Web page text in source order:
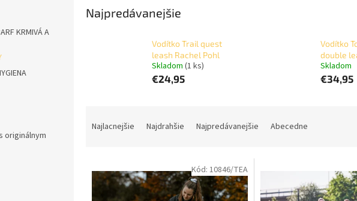
KRMIVÁ A
originálnym
Najpredávanejšie
Vodítko Trail quest
leash Rachel Pohl
Skladom (1 ks)
€24,95
Vodítko
double
Skladom
€34,95
Najlacnejšie Najdrahšie Najpredávanejšie Abecedne
Kód: 10846/TEA